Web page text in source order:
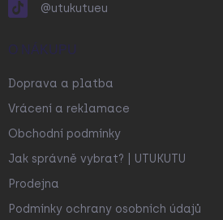
@utukutueu
O NÁKUPU
Doprava a platba
Vrácení a reklamace
Obchodní podmínky
Jak správně vybrat? | UTUKUTU
Prodejna
Podmínky ochrany osobních údajů